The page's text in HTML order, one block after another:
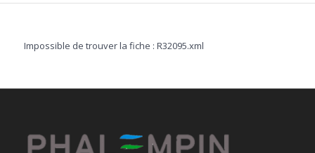
Impossible de trouver la fiche : R32095.xml